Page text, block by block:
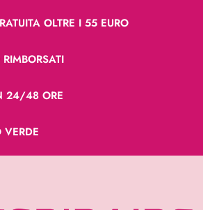
OLTRE I 55 EURO
24/48 ORE